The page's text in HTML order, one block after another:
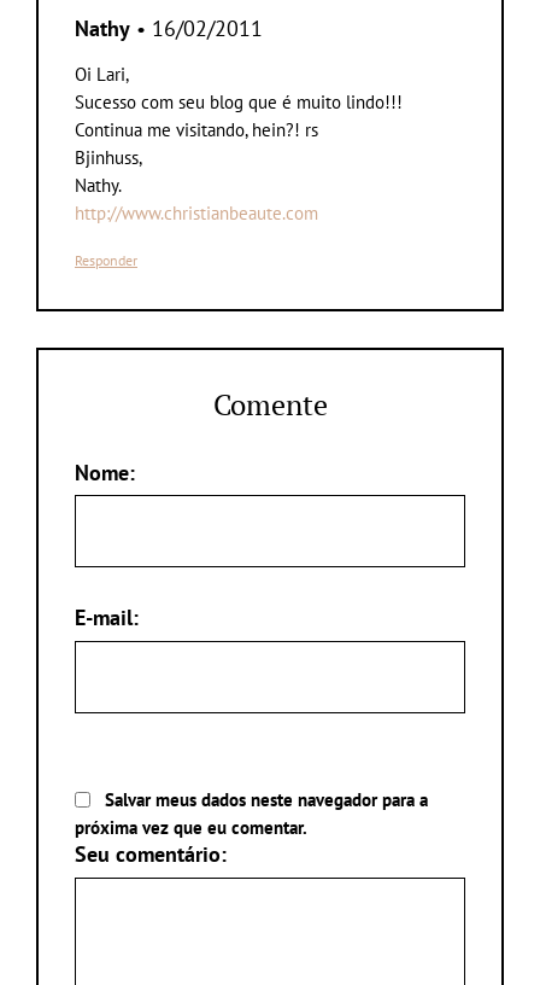
Nathy • 16/02/2011
Oi Lari,
Sucesso com seu blog que é muito lindo!!!
Continua me visitando, hein?! rs
Bjinhuss,
Nathy.
http://www.christianbeaute.com
Responder
Comente
Nome:
E-mail:
Salvar meus dados neste navegador para a
próxima vez que eu comentar.
Seu comentário: